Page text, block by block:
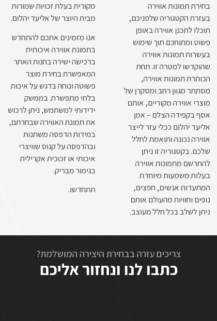
בחירת תמונות אווירה
בעזרת הקטגוריה שלפניכם,
תוכלו לתכנן אווירה באופן
פשוט ומתוחכם תוך שימוש
בעשרות תמונות אווירה
שהוקדשו למטרה זו. תחת
הכותרת תמונות אווירה,
מסתתר מגוון רחב ומסקרן של
מוצרי אווירה מקוריים, אותם
אסף בקפידה הצלם – אמן
אליעד יהלום ככלי עזר לייצר
אווירה נכונה ותואמת לחלל
שלכם. בקטגוריה זו ניתן
להתרשם מתמונות אווירה
בעלות משמעות מיוחדת
המתעדות אנשים, חפצים,
נופים וחוויות מהעולם אותם
ניתן לשלב בכל חלל מעוצב.
מקורית בעלת זכויות שמורות
מבית היוצר של אליעד יהלום.
אנו מזמינים אתכם להתחדש
בתמונת אווירה איכותית
ברכישה ישירה בחנות האתר
המאפשרת בחירת מוצר
פשוטה ונוחה בדגש על איכות
בלתי מתפשרת. בממשק
ידידותי למשתמש, ניתן לרכוש
את תמונת האווירה שבחרתם,
במידות הדפסה משתנות
ובהדפסה על קנוס שוויצרי
איכותי או זכוכית אקרילית
בגימור מבריק.
תתחדשו.
צריכים עזרה בבחירת היצירה המושלמת?
כתבו לנו ונחזור אליכם